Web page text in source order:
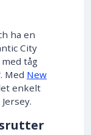
ha en
City
tåg
. Med New
enkelt